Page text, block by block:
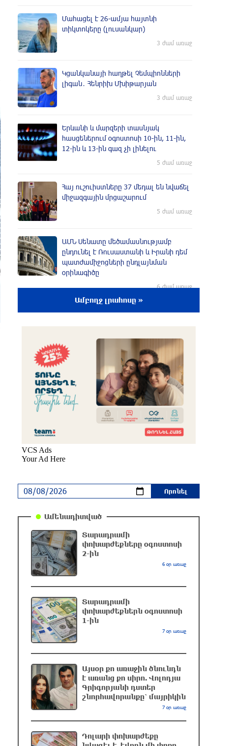
Մահացել է 26-ամյա հայտնի
տիկտոկերը (լուսանկար)
3 ժամ առաջ
Կցանկանայի հաղթել Չեմպիոնների
լիգան․ Հենրիխ Մխիթարյան
3 ժամ առաջ
Երևանի և մարզերի տասնյակ
հասցեներում օգոստոսի 10-ին, 11-ին,
12-ին և 13-ին գազ չի լինելու
5 ժամ առաջ
Հայ ուշուիստները 37 մեդալ են նվաճել
միջազգային մրցաշարում
5 ժամ առաջ
ԱՄՆ Սենատը մեծամասնությամբ
ընդունել է Ռուսաստանի և Իրանի դեմ
պատժամիջոցների ընդլայնման
օրինագիծը
6 ժամ առաջ
Երգչուհի Բեյոնսեն ​​4 դատական հայց է
Երևանյան լճում իրականացվել են
մաքրման աշխատանքներ
6 ժամ առաջ
Իտալական Սիցիլիա կղզում ժայթքել է
զոհերի ու վիրավորների մասին
7 ժամ առաջ
«Ռեալը» հայտարարել է Դիոմանդեի
տրանսֆերի մասին
8 ժամ առաջ
Մասկը մերժել է Կիևի խնդրանքը՝
համար
8 ժամ առաջ
Երևանում և մարզերում
8 ժամ առաջ
Ամբողջ լրահոսը »
Ամենադիտված
Տարադրամի
փոխարժեքները օգոստոսի
2-ին
6 օր առաջ
Տարադրամի
փոխարժեքներն օգոստոսի
1-ին
7 օր առաջ
Այսօր քո առաջին ծնունդն
է առանց քո սիրո. Վոլոդյա
Գրիգորյանի դստեր
շնորհավորանքը՝ մայրիկին
7 օր առաջ
Դոլարի փոխարժեքը